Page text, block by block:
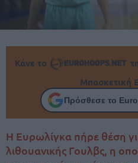
Κάνε το
Μπασκετική
Πρόσθεσε το
H Ευρωλίγκα πήρε θέση
λιθουανικής Γουλβς, η